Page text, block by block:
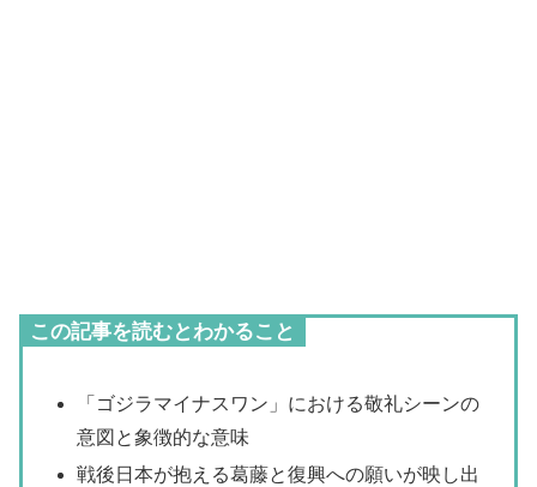
この記事を読むとわかること
「ゴジラマイナスワン」における敬礼シーンの
意図と象徴的な意味
戦後日本が抱える葛藤と復興への願いが映し出